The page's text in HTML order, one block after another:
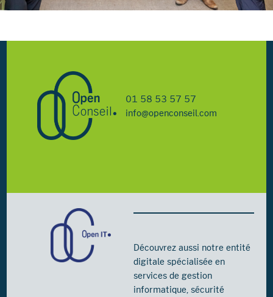
01 58 53 57 57
info@openconseil.com
Découvrez aussi notre entité
digitale spécialisée en
services de gestion
informatique, sécurité